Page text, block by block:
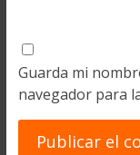
Guarda mi
navegador para